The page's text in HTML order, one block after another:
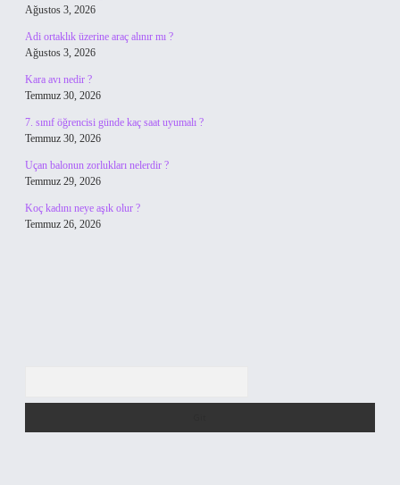
Ağustos 3, 2026
Adi ortaklık üzerine araç alınır mı ?
Ağustos 3, 2026
Kara avı nedir ?
Temmuz 30, 2026
7. sınıf öğrencisi günde kaç saat uyumalı ?
Temmuz 30, 2026
Uçan balonun zorlukları nelerdir ?
Temmuz 29, 2026
Koç kadını neye aşık olur ?
Temmuz 26, 2026